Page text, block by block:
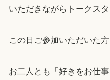
いただきながらトークスタ
この日ご参加いただいた方
お二人とも「好きをお仕